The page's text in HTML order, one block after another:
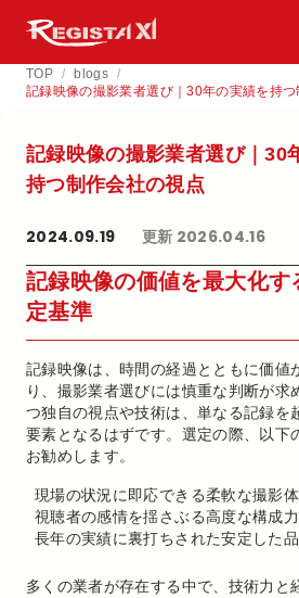
TOP / blogs /
記録映像の撮影業者選び｜30年の実績を持つ
記録映像の​撮影業者選び｜30
持つ制作会社の​視点
2024.09.19 更新 2026.04.16
記録映像の価値を最大化す
定基準
記録映像は、時間の経過とともに価値
り、撮影業者選びには慎重な判断が求
つ独自の視点や技術は、単なる記録を
要素となるはずです。選定の際、以下
お勧めします。
現場の状況に即応できる柔軟な撮影体
視聴者の感情を揺さぶる高度な構成力
長年の実績に裏打ちされた安定した
多くの業者が存在する中で、技術力と